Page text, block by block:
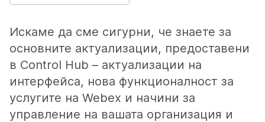
Искаме да сме сигурни, че знаете за
основните актуализации, предоставени
в Control Hub – актуализации на
интерфейса, нова функционалност за
услугите на Webex и начини за
управление на вашата организация и